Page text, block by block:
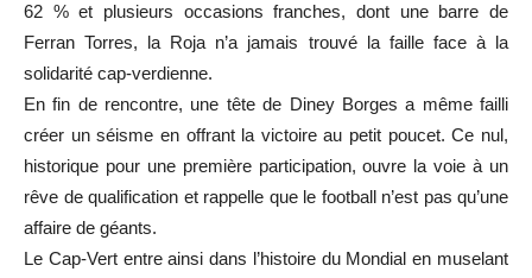
62 % et plusieurs occasions franches, dont une barre de
Ferran Torres, la Roja n’a jamais trouvé la faille face à la
solidarité cap-verdienne.
En fin de rencontre, une tête de Diney Borges a même failli
créer un séisme en offrant la victoire au petit poucet. Ce nul,
historique pour une première participation, ouvre la voie à un
rêve de qualification et rappelle que le football n’est pas qu’une
affaire de géants.
Le Cap-Vert entre ainsi dans l’histoire du Mondial en muselant